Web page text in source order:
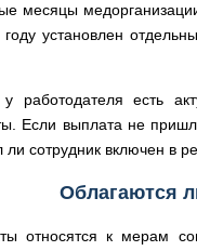
месяцы
установлен
у работодателя есть
Если выплата не
сотрудник включен в
Облагаются
относятся к мерам